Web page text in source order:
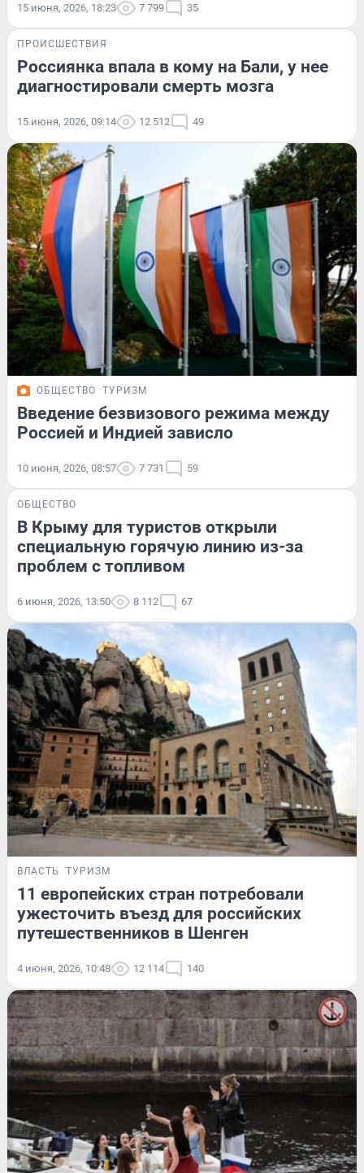
15 июня, 2026, 18:23 7 799 35
ПРОИСШЕСТВИЯ
Россиянка впала в кому на Бали, у нее
диагностировали смерть мозга
15 июня, 2026, 09:14 12 512 49
ОБЩЕСТВО ТУРИЗМ
Введение безвизового режима между
Россией и Индией зависло
10 июня, 2026, 08:57 7 731 59
ОБЩЕСТВО
В Крыму для туристов открыли
специальную горячую линию из-за
проблем с топливом
6 июня, 2026, 13:50 8 112 67
ВЛАСТЬ ТУРИЗМ
11 европейских стран потребовали
ужесточить въезд для российских
путешественников в Шенген
4 июня, 2026, 10:48 12 114 140